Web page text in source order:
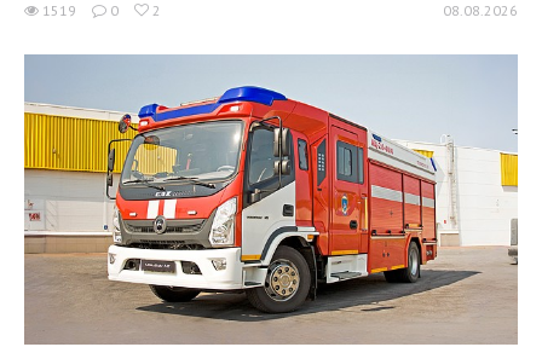
1519 0 2 08.08.2026